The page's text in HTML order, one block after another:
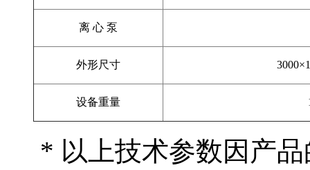
离 心 泵
外形尺寸
设备重量
* 以上技术参数因产